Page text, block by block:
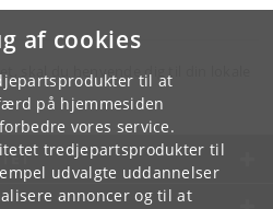
af cookies
til at
på hjemmesiden
vores service.
tredjepartsprodukter til
udvalgte uddannelser
annoncer og til at
skal du henvende dig til din lokale